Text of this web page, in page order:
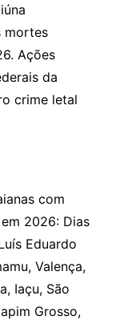
mortes
Ações
da
crime letal
com
2026: Dias
Eduardo
Valença,
Iaçu, São
Grosso,